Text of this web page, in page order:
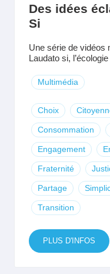
Des idées
Si
Une série de vidéos
Laudato si,
Multimédia
Choix
Consommation
Engagement
Fraternité
Partage
Transition
PLUS D'INFOS